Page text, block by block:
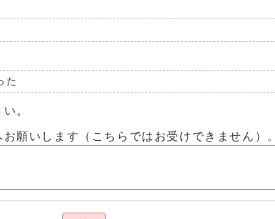
た
。
願いします（こちらではお受けできません）。